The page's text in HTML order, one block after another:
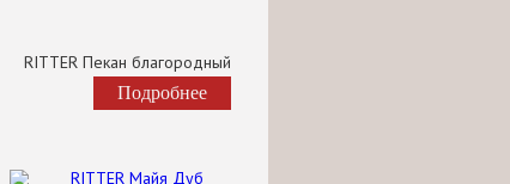
RITTER Пекан благородный
Подробнее